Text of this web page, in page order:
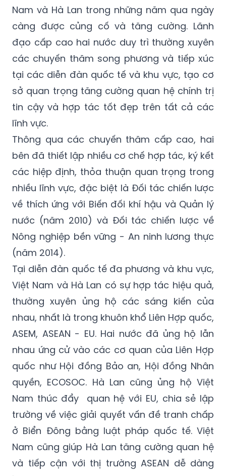
đạo cấp cao hai nước duy trì thường xuyên
các chuyến thăm song phương và tiếp xúc
tại các diễn đàn quốc tế và khu vực, tạo cơ
sở quan trọng tăng cường quan hệ chính trị
tin cậy và hợp tác tốt đẹp trên tất cả các
lĩnh vực.
Thông qua các chuyến thăm cấp cao, hai
bên đã thiết lập nhiều cơ chế hợp tác, ký kết
các hiệp định, thỏa thuận quan trọng trong
nhiều lĩnh vực, đặc biệt là Đối tác chiến lược
về thích ứng với Biến đối khí hậu và Quản lý
nước (năm 2010) và Đối tác chiến lược về
Nông nghiệp bền vững - An ninh lương thực
(năm 2014).
Tại diễn đàn quốc tế đa phương và khu vực,
Việt Nam và Hà Lan có sự hợp tác hiệu quả,
thường xuyên ủng hộ các sáng kiến của
nhau, nhất là trong khuôn khổ Liên Hợp quốc,
ASEM, ASEAN - EU. Hai nước đã ủng hộ lẫn
nhau ứng cử vào các cơ quan của Liên Hợp
quốc như Hội đồng Bảo an, Hội đồng Nhân
quyền, ECOSOC. Hà Lan cũng ủng hộ Việt
Nam thúc đẩy quan hệ với EU, chia sẻ lập
trường về việc giải quyết vấn đề tranh chấp
ở Biển Đông bằng luật pháp quốc tế. Việt
Nam cũng giúp Hà Lan tăng cường quan hệ
và tiếp cận với thị trường ASEAN dễ dàng
hơn.
Trong những năm gần đây, hợp tác kinh tế,